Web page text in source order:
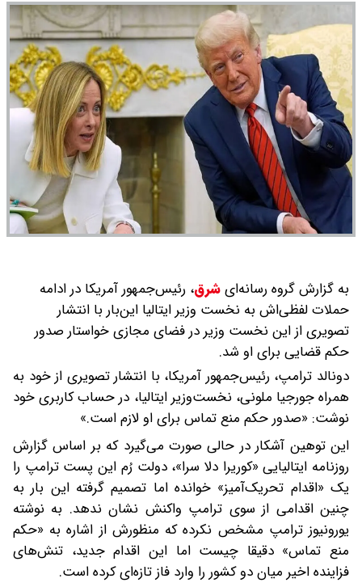
به گزارش گروه رسانه‌ایشرق، رئیس‌جمهور آمریکا در ادامه
حملات لفظی‌اش به نخست وزیر ایتالیا این‌بار با انتشار
تصویری از این نخست وزیر در فضای مجازی خواستار صدور
حکم قضایی برای او شد.
دونالد ترامپ، رئیس‌جمهور آمریکا، با انتشار تصویری از خود به
همراه جورجیا ملونی، نخست‌وزیر ایتالیا، در حساب کاربری خود
نوشت: «صدور حکم منع تماس برای او لازم است.»
این توهین آشکار در حالی صورت می‌گیرد که بر اساس گزارش
روزنامه ایتالیایی «کوریرا دلا سرا»، دولت رُم این پست ترامپ را
یک «اقدام تحریک‌آمیز» خوانده اما تصمیم گرفته این بار به
چنین اقدامی از سوی ترامپ واکنش نشان ندهد. به نوشته
یورونیوز ترامپ مشخص نکرده که منظورش از اشاره به «حکم
منع تماس» دقیقا چیست اما این اقدام جدید، تنش‌های
فزاینده اخیر میان دو کشور را وارد فاز تازه‌ای کرده است.